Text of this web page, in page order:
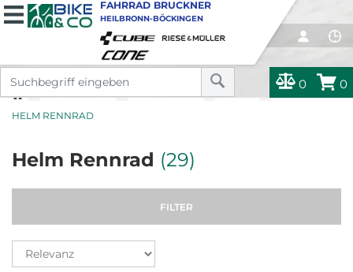
0 0
FAHRRAD BRUCKNER
HEILBRONN-BÖCKINGEN
BEKLEIDUNG BEKLEIDUNG
HELME
HELM RENNRAD
Helm Rennrad (29)
FILTER